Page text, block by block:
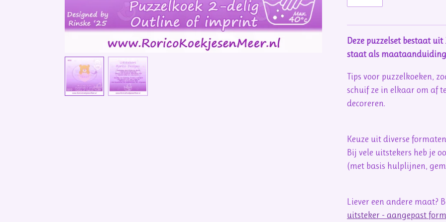
Deze puzzelset bestaat
staat als
Tips voor puzzelkoeken,
schuif ze in elkaar om af
decoreren.
Keuze uit diverse
Bij vele uitstekers heb je
(met basis hulplijnen,
Liever een andere maat?
uitsteker - aangepast